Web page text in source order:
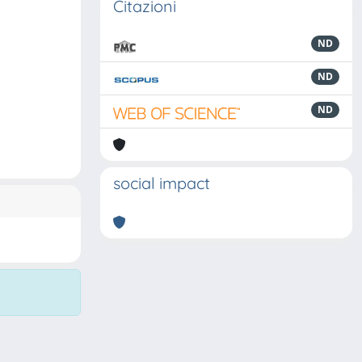
Citazioni
ND
ND
ND
social impact